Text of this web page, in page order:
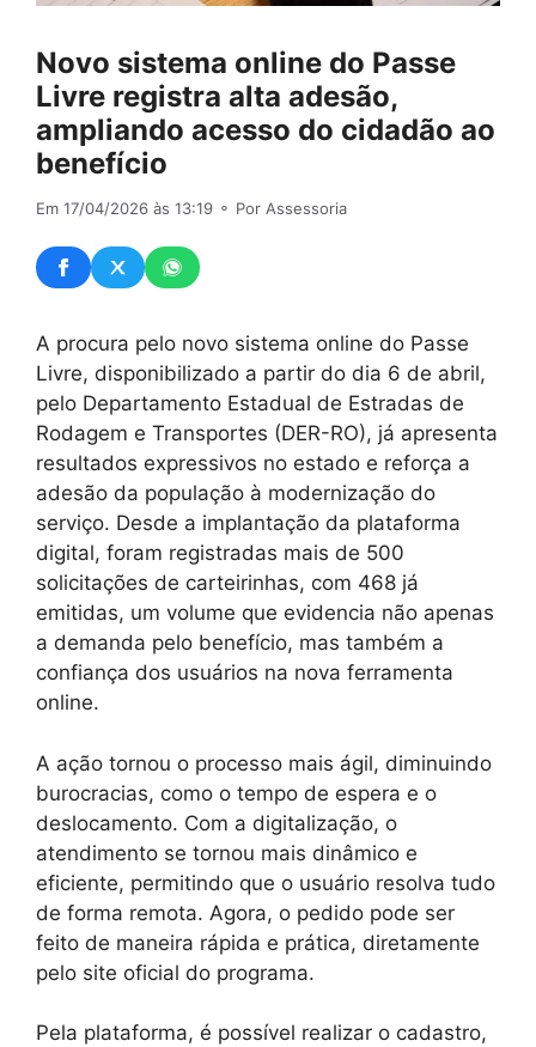
Novo sistema online do Passe
Livre registra alta adesão,
ampliando acesso do cidadão ao
benefício
Em 17/04/2026 às 13:19 ⚬ Por Assessoria
A procura pelo novo sistema online do Passe
Livre, disponibilizado a partir do dia 6 de abril,
pelo Departamento Estadual de Estradas de
Rodagem e Transportes (DER-RO), já apresenta
resultados expressivos no estado e reforça a
adesão da população à modernização do
serviço. Desde a implantação da plataforma
digital, foram registradas mais de 500
solicitações de carteirinhas, com 468 já
emitidas, um volume que evidencia não apenas
a demanda pelo benefício, mas também a
confiança dos usuários na nova ferramenta
online.
A ação tornou o processo mais ágil, diminuindo
burocracias, como o tempo de espera e o
deslocamento. Com a digitalização, o
atendimento se tornou mais dinâmico e
eficiente, permitindo que o usuário resolva tudo
de forma remota. Agora, o pedido pode ser
feito de maneira rápida e prática, diretamente
pelo site oficial do programa.
Pela plataforma, é possível realizar o cadastro,